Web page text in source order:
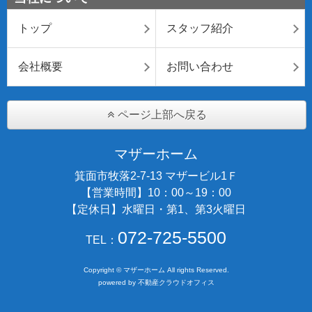
トップ スタッフ紹介
会社概要 お問い合わせ
ページ上部へ戻る
マザーホーム
箕面市牧落2-7-13 マザービル1Ｆ
【営業時間】10：00～19：00
【定休日】水曜日・第1、第3火曜日
TEL： 072-725-5500
Copyright © マザーホーム All rights Reserved.
powered by 不動産クラウドオフィス